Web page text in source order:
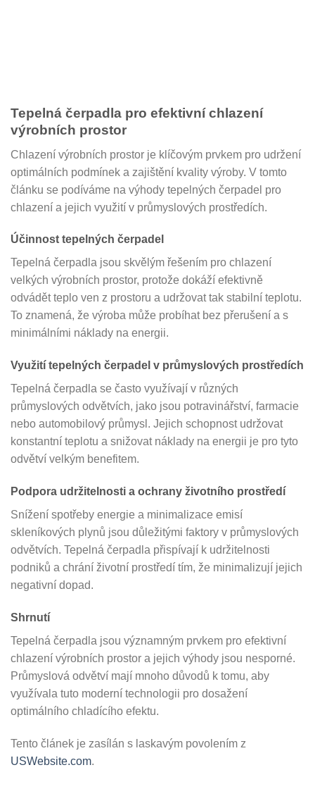
Tepelná čerpadla pro efektivní chlazení
výrobních prostor
Chlazení výrobních prostor je klíčovým prvkem pro udržení
optimálních podmínek a zajištění kvality výroby. V tomto
článku se podíváme na výhody tepelných čerpadel pro
chlazení a jejich využití v průmyslových prostředích.
Účinnost tepelných čerpadel
Tepelná čerpadla jsou skvělým řešením pro chlazení
velkých výrobních prostor, protože dokáží efektivně
odvádět teplo ven z prostoru a udržovat tak stabilní teplotu.
To znamená, že výroba může probíhat bez přerušení a s
minimálními náklady na energii.
Využití tepelných čerpadel v průmyslových prostředích
Tepelná čerpadla se často využívají v různých
průmyslových odvětvích, jako jsou potravinářství, farmacie
nebo automobilový průmysl. Jejich schopnost udržovat
konstantní teplotu a snižovat náklady na energii je pro tyto
odvětví velkým benefitem.
Podpora udržitelnosti a ochrany životního prostředí
Snížení spotřeby energie a minimalizace emisí
skleníkových plynů jsou důležitými faktory v průmyslových
odvětvích. Tepelná čerpadla přispívají k udržitelnosti
podniků a chrání životní prostředí tím, že minimalizují jejich
negativní dopad.
Shrnutí
Tepelná čerpadla jsou významným prvkem pro efektivní
chlazení výrobních prostor a jejich výhody jsou nesporné.
Průmyslová odvětví mají mnoho důvodů k tomu, aby
využívala tuto moderní technologii pro dosažení
optimálního chladícího efektu.
Tento článek je zasílán s laskavým povolením z
USWebsite.com.